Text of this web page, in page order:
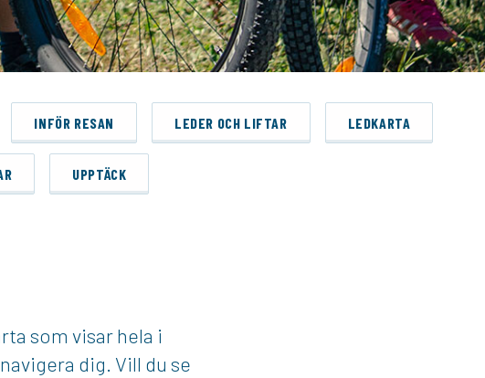
INFÖR RESAN LEDER OCH LIFTAR LEDKARTA
UPPTÄCK
som visar hela i
dig. Vill du se